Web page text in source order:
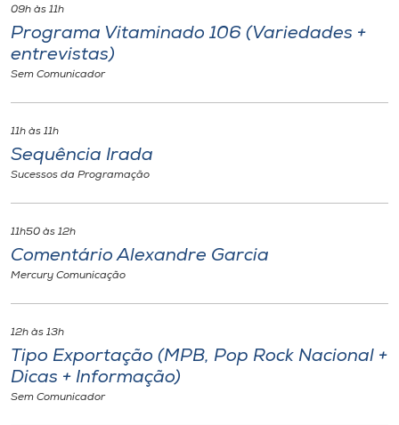
09h às 11h
Programa Vitaminado 106 (Variedades +
entrevistas)
Sem Comunicador
11h às 11h
Sequência Irada
Sucessos da Programação
11h50 às 12h
Comentário Alexandre Garcia
Mercury Comunicação
12h às 13h
Tipo Exportação (MPB, Pop Rock Nacional +
Dicas + Informação)
Sem Comunicador